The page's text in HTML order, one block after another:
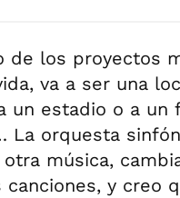
de los proyectos
va a ser una
un estadio o a un
La orquesta
música,
y creo